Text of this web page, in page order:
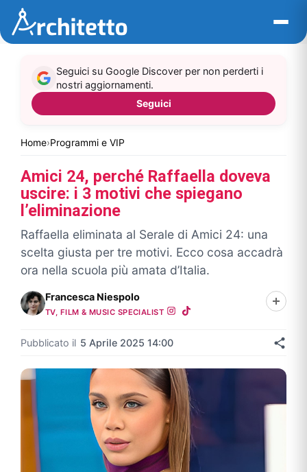
contenuto
Home›Programmi e VIP
Seguici su Google Discover per non perderti i
nostri aggiornamenti.
Seguici
Amici 24, perché Raffaella doveva
uscire: i 3 motivi che spiegano
l’eliminazione
Raffaella eliminata al Serale di Amici 24: una
scelta giusta per tre motivi. Ecco cosa accadrà
ora nella scuola più amata d’Italia.
Francesca Niespolo
TV, FILM & MUSIC SPECIALIST
Pubblicato il 5 Aprile 2025 14:00